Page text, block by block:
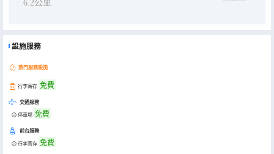
6.2公里
設施服務
熱門服務設施
行李寄存 免費
交通服務
停車場 免費
前台服務
行李寄存 免費